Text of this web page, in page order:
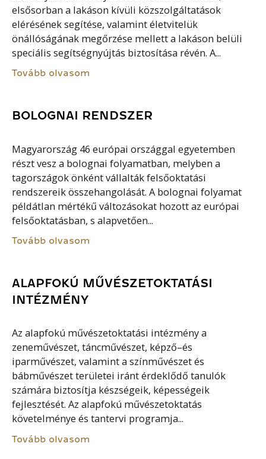
elsősorban a lakáson kívüli közszolgáltatások
elérésének segítése, valamint életvitelük
önállóságának megőrzése mellett a lakáson belüli
speciális segítségnyújtás biztosítása révén. A...
Tovább olvasom
BOLOGNAI RENDSZER
Magyarország 46 európai országgal egyetemben
részt vesz a bolognai folyamatban, melyben a
tagországok önként vállalták felsőoktatási
rendszereik összehangolását. A bolognai folyamat
példátlan mértékű változásokat hozott az európai
felsőoktatásban, s alapvetően...
Tovább olvasom
ALAPFOKÚ MŰVÉSZETOKTATÁSI
INTÉZMÉNY
Az alapfokú művészetoktatási intézmény a
zeneművészet, táncművészet, képző–és
iparművészet, valamint a színművészet és
bábművészet területei iránt érdeklődő tanulók
számára biztosítja készségeik, képességeik
fejlesztését. Az alapfokú művészetoktatás
követelménye és tantervi programja...
Tovább olvasom